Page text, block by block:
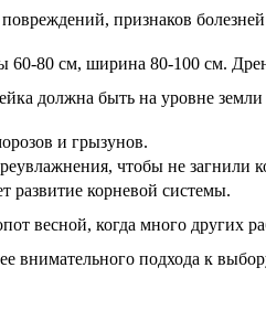
признаков
60-80 см, ширина 80-100 см.
должна быть на уровне
и грызунов.
чтобы не загнили
развитие корневой системы.
весной, когда много других
внимательного подхода к